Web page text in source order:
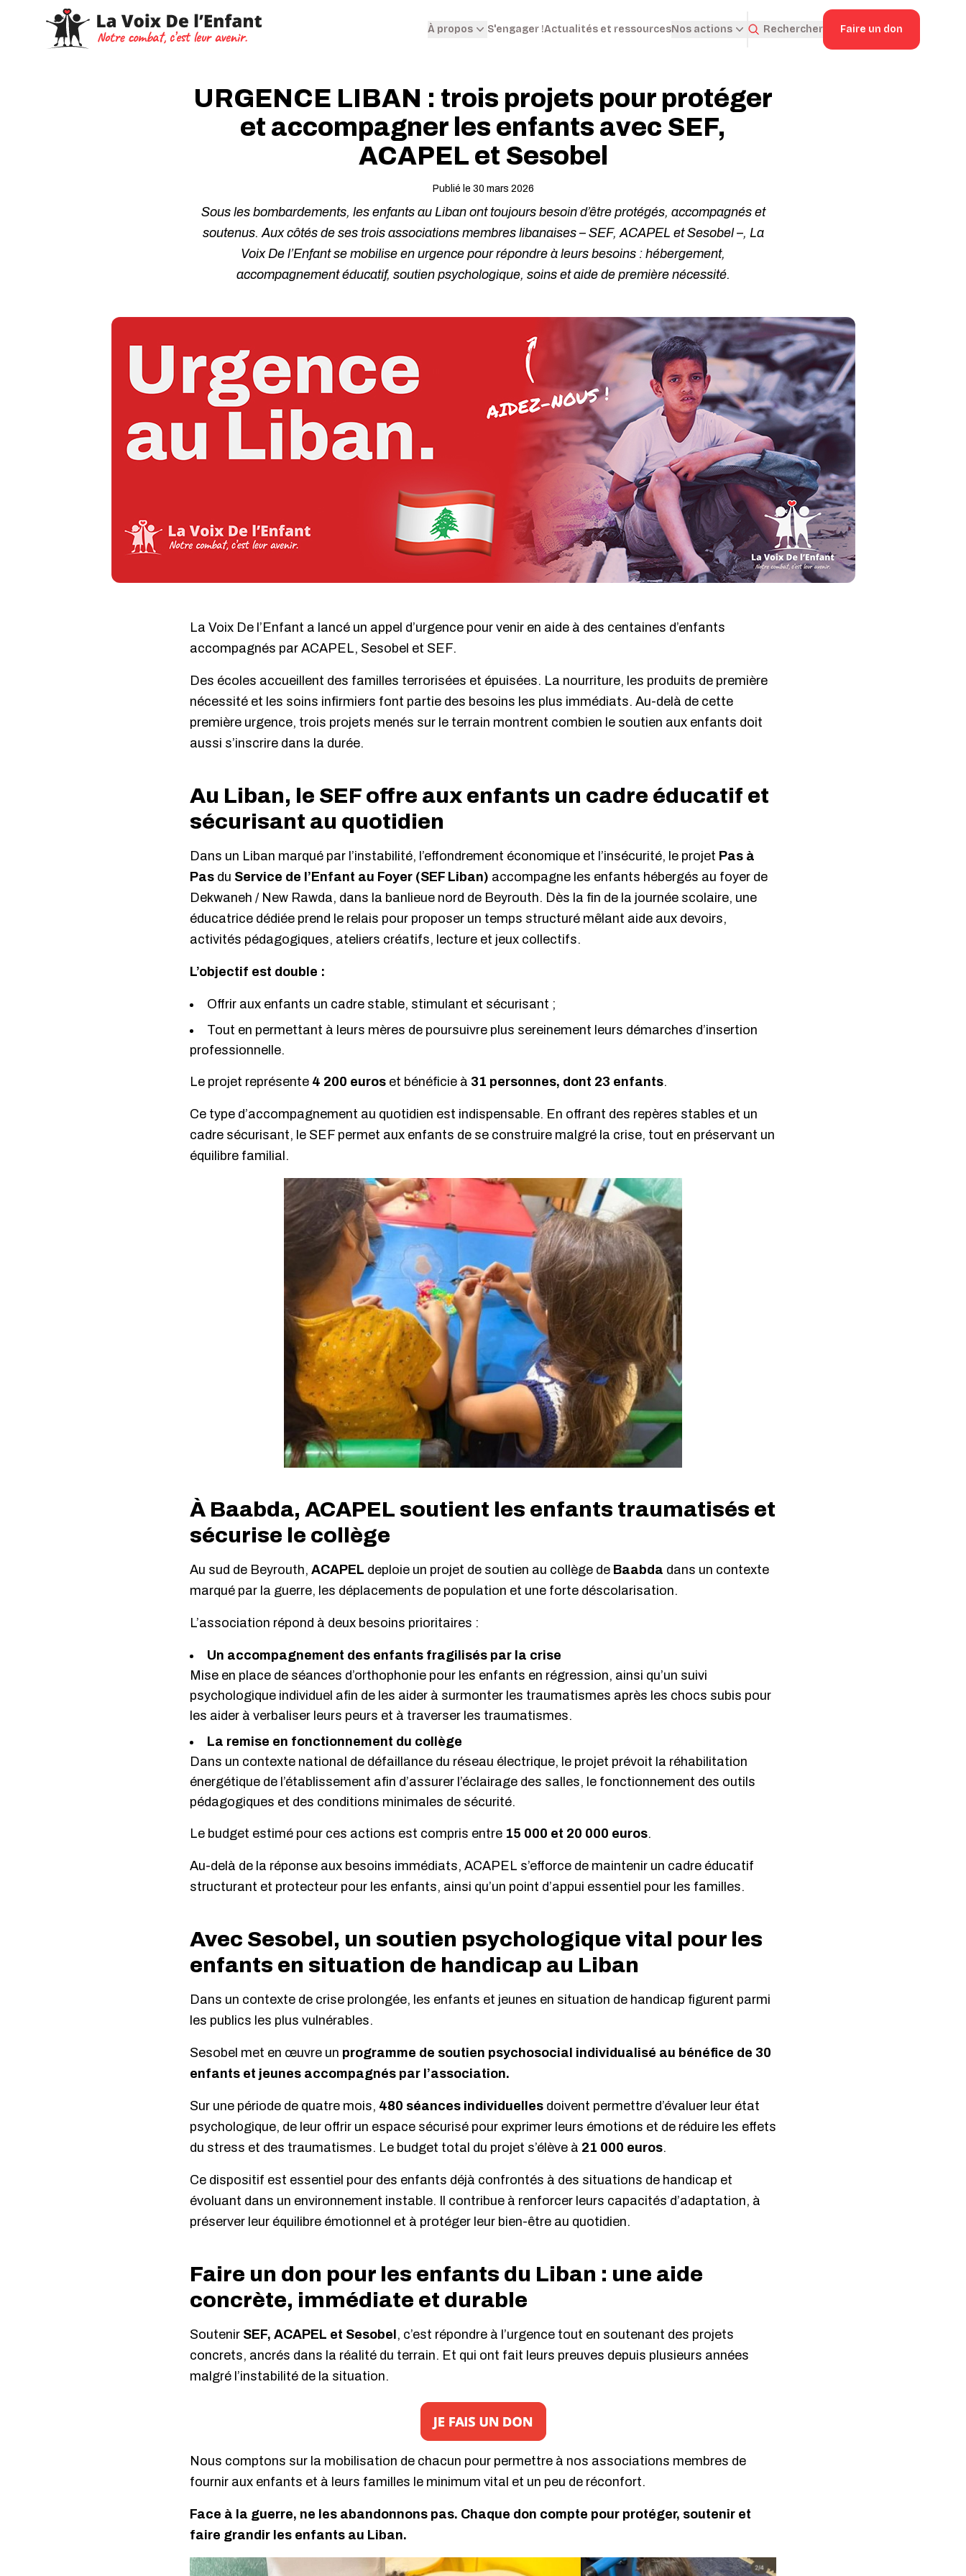
À propos S'engager !Actualités et ressourcesNos actions Rechercher Faire un don
URGENCE LIBAN : trois projets pour protéger
et accompagner les enfants avec SEF,
ACAPEL et Sesobel
Publié le 30 mars 2026
Sous les bombardements, les enfants au Liban ont toujours besoin d’être protégés, accompagnés et
soutenus. Aux côtés de ses trois associations membres libanaises – SEF, ACAPEL et Sesobel –, La
Voix De l’Enfant se mobilise en urgence pour répondre à leurs besoins : hébergement,
accompagnement éducatif, soutien psychologique, soins et aide de première nécessité.
La Voix De l’Enfant a lancé un appel d’urgence pour venir en aide à des centaines d’enfants
accompagnés par ACAPEL, Sesobel et SEF.
Des écoles accueillent des familles terrorisées et épuisées. La nourriture, les produits de première
nécessité et les soins infirmiers font partie des besoins les plus immédiats. Au-delà de cette
première urgence, trois projets menés sur le terrain montrent combien le soutien aux enfants doit
aussi s’inscrire dans la durée.
Au Liban, le SEF offre aux enfants un cadre éducatif et
sécurisant au quotidien
Dans un Liban marqué par l’instabilité, l’effondrement économique et l’insécurité, le projet Pas à
Pas du Service de l’Enfant au Foyer (SEF Liban) accompagne les enfants hébergés au foyer de
Dekwaneh / New Rawda, dans la banlieue nord de Beyrouth. Dès la fin de la journée scolaire, une
éducatrice dédiée prend le relais pour proposer un temps structuré mêlant aide aux devoirs,
activités pédagogiques, ateliers créatifs, lecture et jeux collectifs.
L’objectif est double :
Offrir aux enfants un cadre stable, stimulant et sécurisant ;
Tout en permettant à leurs mères de poursuivre plus sereinement leurs démarches d’insertion
professionnelle.
Le projet représente 4 200 euros et bénéficie à 31 personnes, dont 23 enfants.
Ce type d’accompagnement au quotidien est indispensable. En offrant des repères stables et un
cadre sécurisant, le SEF permet aux enfants de se construire malgré la crise, tout en préservant un
équilibre familial.
À Baabda, ACAPEL soutient les enfants traumatisés et
sécurise le collège
Au sud de Beyrouth, ACAPEL deploie un projet de soutien au collège de Baabda dans un contexte
marqué par la guerre, les déplacements de population et une forte déscolarisation.
L’association répond à deux besoins prioritaires :
Un accompagnement des enfants fragilisés par la crise
Mise en place de séances d’orthophonie pour les enfants en régression, ainsi qu’un suivi
psychologique individuel afin de les aider à surmonter les traumatismes après les chocs subis pour
les aider à verbaliser leurs peurs et à traverser les traumatismes.
La remise en fonctionnement du collège
Dans un contexte national de défaillance du réseau électrique, le projet prévoit la réhabilitation
énergétique de l’établissement afin d’assurer l’éclairage des salles, le fonctionnement des outils
pédagogiques et des conditions minimales de sécurité.
Le budget estimé pour ces actions est compris entre 15 000 et 20 000 euros.
Au-delà de la réponse aux besoins immédiats, ACAPEL s’efforce de maintenir un cadre éducatif
structurant et protecteur pour les enfants, ainsi qu’un point d’appui essentiel pour les familles.
Avec Sesobel, un soutien psychologique vital pour les
enfants en situation de handicap au Liban
Dans un contexte de crise prolongée, les enfants et jeunes en situation de handicap figurent parmi
les publics les plus vulnérables.
Sesobel met en œuvre un programme de soutien psychosocial individualisé au bénéfice de 30
enfants et jeunes accompagnés par l’association.
Sur une période de quatre mois, 480 séances individuelles doivent permettre d’évaluer leur état
psychologique, de leur offrir un espace sécurisé pour exprimer leurs émotions et de réduire les effets
du stress et des traumatismes. Le budget total du projet s’élève à 21 000 euros.
Ce dispositif est essentiel pour des enfants déjà confrontés à des situations de handicap et
évoluant dans un environnement instable. Il contribue à renforcer leurs capacités d’adaptation, à
préserver leur équilibre émotionnel et à protéger leur bien-être au quotidien.
Faire un don pour les enfants du Liban : une aide
concrète, immédiate et durable
Soutenir SEF, ACAPEL et Sesobel , c’est répondre à l’urgence tout en soutenant des projets
concrets, ancrés dans la réalité du terrain. Et qui ont fait leurs preuves depuis plusieurs années
malgré l’instabilité de la situation.
Nous comptons sur la mobilisation de chacun pour permettre à nos associations membres de
fournir aux enfants et à leurs familles le minimum vital et un peu de réconfort.
Face à la guerre, ne les abandonnons pas. Chaque don compte pour protéger, soutenir et
faire grandir les enfants au Liban.